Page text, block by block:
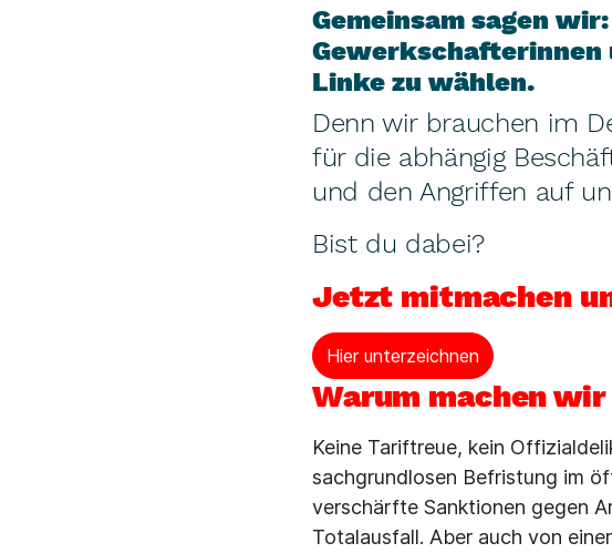
Gemeinsam sagen
Gewerkschafterinnen
Linke zu wählen.
Denn wir brauchen im
für die abhängig
und den Angriffen auf
Bist du dabei?
Jetzt mitmachen
Hier unterzeichnen
Warum machen wir
Keine Tariftreue, kein
sachgrundlosen Befristung im
verschärfte Sanktionen gegen
Totalausfall. Aber auch von